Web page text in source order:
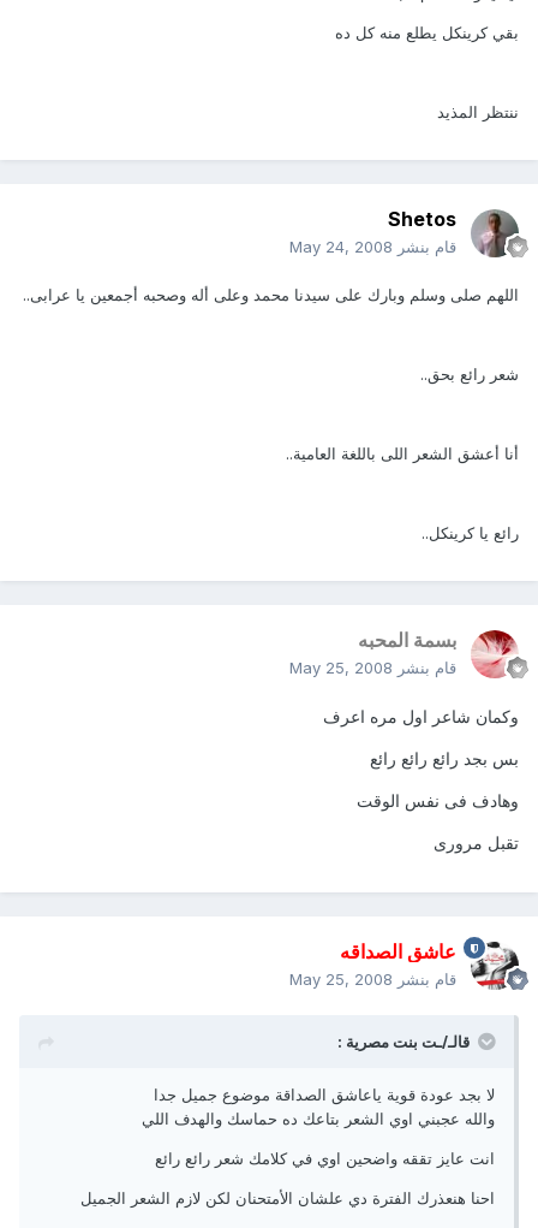
بقي كرينكل يطلع منه كل ده
ننتظر المذيد
Shetos
قام بنشر May 24, 2008
اللهم صلى وسلم وبارك على سيدنا محمد وعلى أله وصحبه أجمعين يا عرابى..
شعر رائع بحق..
أنا أعشق الشعر اللى باللغة العامية..
رائع يا كرينكل..
بسمة المحبه
قام بنشر May 25, 2008
وكمان شاعر اول مره اعرف
بس بجد رائع رائع رائع
وهادف فى نفس الوقت
تقبل مرورى
عاشق الصداقه
قام بنشر May 25, 2008
قالـ/ـت بنت مصرية :
لا بجد عودة قوية ياعاشق الصداقة موضوع جميل جدا
والله عجبني اوي الشعر بتاعك ده حماسك والهدف اللي
انت عايز تققه واضحين اوي في كلامك شعر رائع رائع
احنا هنعذرك الفترة دي علشان الأمتحنان لكن لازم الشعر الجميل